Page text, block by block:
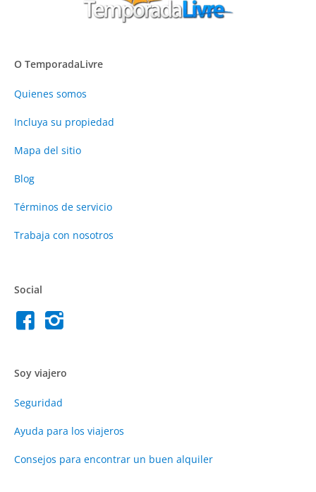
O TemporadaLivre
Quienes somos
Incluya su propiedad
Mapa del sitio
Blog
Términos de servicio
Trabaja con nosotros
Social
Soy viajero
Seguridad
Ayuda para los viajeros
Consejos para encontrar un buen alquiler